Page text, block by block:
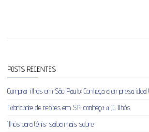
POSTS RECENTES
Comprar ilhós em São Paulo: Conheça a empresa ideal!
Fabricante de rebites em SP: conheça a JC Ilhós
Ilhós para tênis: saiba mais sobre